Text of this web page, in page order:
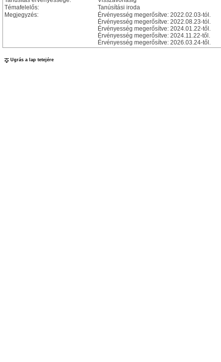
Témafelelős:
Tanúsítási iroda
Megjegyzés:
Érvényesség megerősítve: 2022.02.03-tól.
Érvényesség megerősítve: 2022.08.23-tól.
Érvényesség megerősítve: 2024.01.22-től.
Érvényesség megerősítve: 2024.11.22-től.
Érvényesség megerősítve: 2026.03.24-től.
Ugrás a lap tetejére